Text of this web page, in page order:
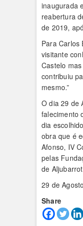
inaugurada
reabertura
de 2019,
Para Carlos
visitante
Castelo
contribuiu
mesmo.”
O dia 29 de
falecimento
dia
obra que é
Afonso, IV
pelas
de
29 de
Share